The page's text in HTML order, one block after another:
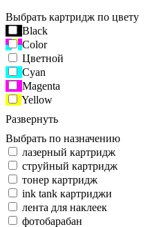
Выбрать картридж по цвету
Black
Color
Цветной
Cyan
Magenta
Yellow
Развернуть
Выбрать по назначению
лазерный картридж
струйный картридж
тонер картридж
ink tank картриджи
лента для наклеек
фотобарабан